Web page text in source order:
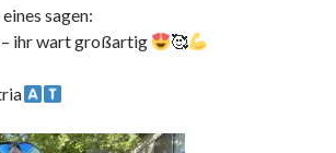
sagen:
ihr wart großartig
🥰